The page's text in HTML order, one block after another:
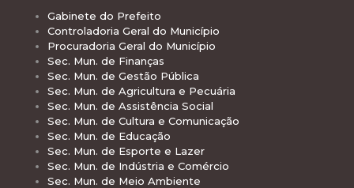
Gabinete do Prefeito
Controladoria Geral do Município
Procuradoria Geral do Município
Sec. Mun. de Finanças
Sec. Mun. de Gestão Pública
Sec. Mun. de Agricultura e Pecuária
Sec. Mun. de Assistência Social
Sec. Mun. de Cultura e Comunicação
Sec. Mun. de Educação
Sec. Mun. de Esporte e Lazer
Sec. Mun. de Indústria e Comércio
Sec. Mun. de Meio Ambiente